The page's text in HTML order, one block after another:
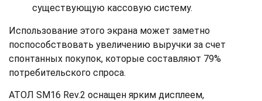
существующую кассовую систему.
Использование этого экрана может заметно
поспособствовать увеличению выручки за счет
спонтанных покупок, которые составляют 79%
потребительского спроса.
АТОЛ SM16 Rev.2 оснащен ярким дисплеем,